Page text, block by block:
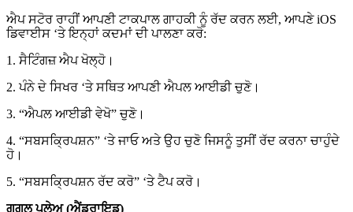
ਐਪ ਸਟੋਰ ਰਾਹੀਂ ਆਪਣੀ ਟਾਕਪਾਲ ਗਾਹਕੀ ਨੂੰ ਰੱਦ ਕਰਨ ਲਈ, ਆਪਣੇ iOS
ਡਿਵਾਈਸ ‘ਤੇ ਇਨ੍ਹਾਂ ਕਦਮਾਂ ਦੀ ਪਾਲਣਾ ਕਰੋ:
1. ਸੈਟਿੰਗਜ਼ ਐਪ ਖੋਲ੍ਹੋ।
2. ਪੰਨੇ ਦੇ ਸਿਖਰ ‘ਤੇ ਸਥਿਤ ਆਪਣੀ ਐਪਲ ਆਈਡੀ ਚੁਣੋ।
3. “ਐਪਲ ਆਈਡੀ ਵੇਖੋ” ਚੁਣੋ।
4. “ਸਬਸਕ੍ਰਿਪਸ਼ਨ” ‘ਤੇ ਜਾਓ ਅਤੇ ਉਹ ਚੁਣੋ ਜਿਸਨੂੰ ਤੁਸੀਂ ਰੱਦ ਕਰਨਾ ਚਾਹੁੰਦੇ
ਹੋ।
5. “ਸਬਸਕ੍ਰਿਪਸ਼ਨ ਰੱਦ ਕਰੋ” ‘ਤੇ ਟੈਪ ਕਰੋ।
ਗੂਗਲ ਪਲੇਅ (ਐਂਡਰਾਇਡ)